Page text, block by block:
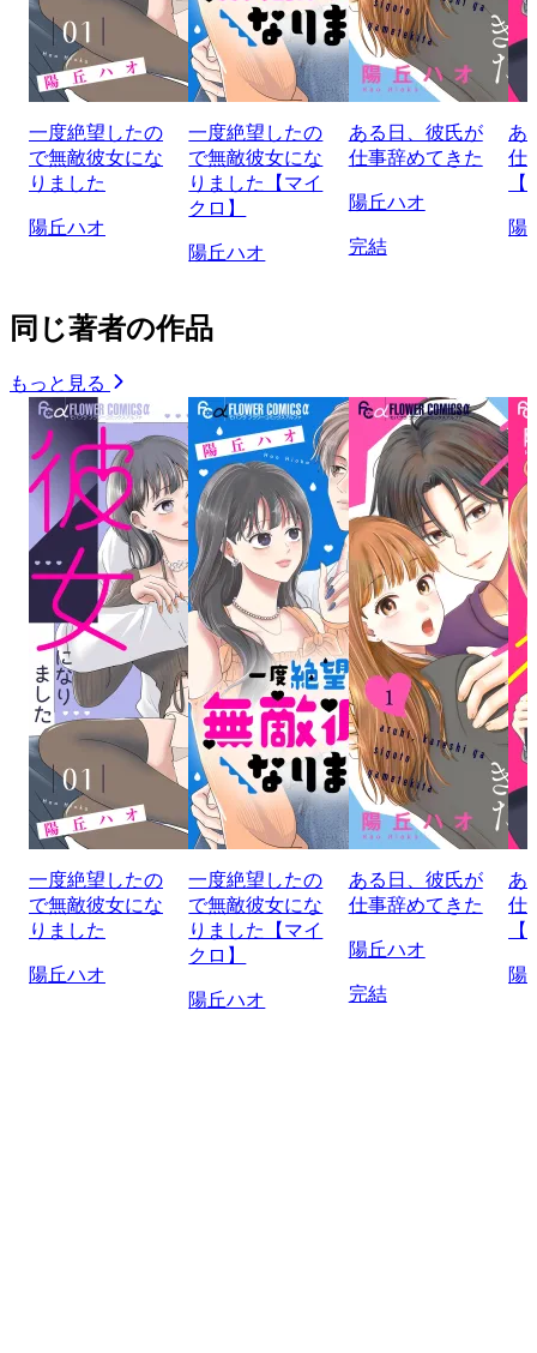
一度絶望したの
で無敵彼女にな
りました
陽丘ハオ
一度絶望したの
で無敵彼女にな
りました【マイ
クロ】
陽丘ハオ
ある日、彼氏が
仕事辞めてきた
陽丘ハオ
完結
あ
仕
陽
同じ著者の作品
もっと見る
一度絶望したの
で無敵彼女にな
りました
陽丘ハオ
一度絶望したの
で無敵彼女にな
りました【マイ
クロ】
陽丘ハオ
ある日、彼氏が
仕事辞めてきた
陽丘ハオ
完結
あ
仕
陽